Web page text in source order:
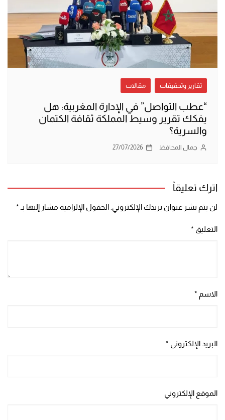
تقارير وتحقيقات مقالات
“عطب التواصل” في الإدارة المغربية: هل
يفكك تقرير وسيط المملكة ثقافة الكتمان
والسرية؟
جمال المحافظ 27/07/2026
اترك تعليقاً
لن يتم نشر عنوان بريدك الإلكتروني. الحقول الإلزامية مشار إليها بـ *
التعليق *
الاسم *
البريد الإلكتروني *
الموقع الإلكتروني